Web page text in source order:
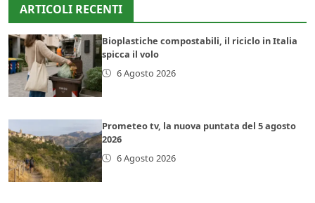
ARTICOLI RECENTI
Bioplastiche compostabili, il riciclo in Italia
spicca il volo
6 Agosto 2026
Prometeo tv, la nuova puntata del 5 agosto
2026
6 Agosto 2026